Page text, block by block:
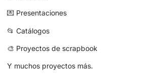
💌 Presentaciones
📂 Catálogos
🎨 Proyectos de scrapbook
Y muchos proyectos más.